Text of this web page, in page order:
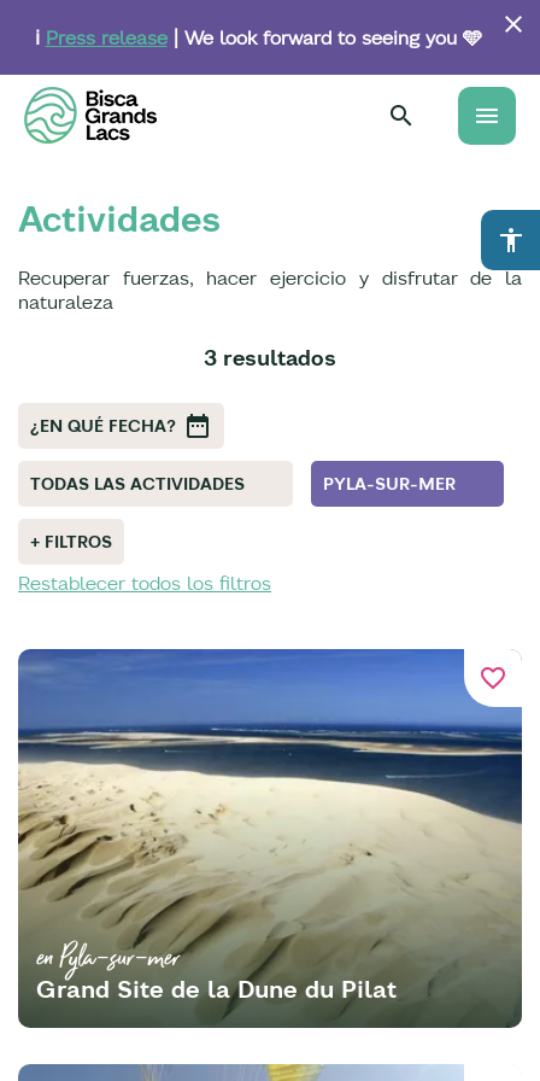
content
ℹ️ Press release| We look forward to seeing you 🩵
menu
accessibility
Actividades
Recuperar fuerzas, hacer ejercicio y disfrutar de la
naturaleza
3 resultados
¿EN QUÉ FECHA?
TODAS LAS ACTIVIDADES PYLA-SUR-MER
+ FILTROS
Restablecer todos los filtros
favorite_border
en Pyla-sur-mer
Grand Site de la Dune du Pilat